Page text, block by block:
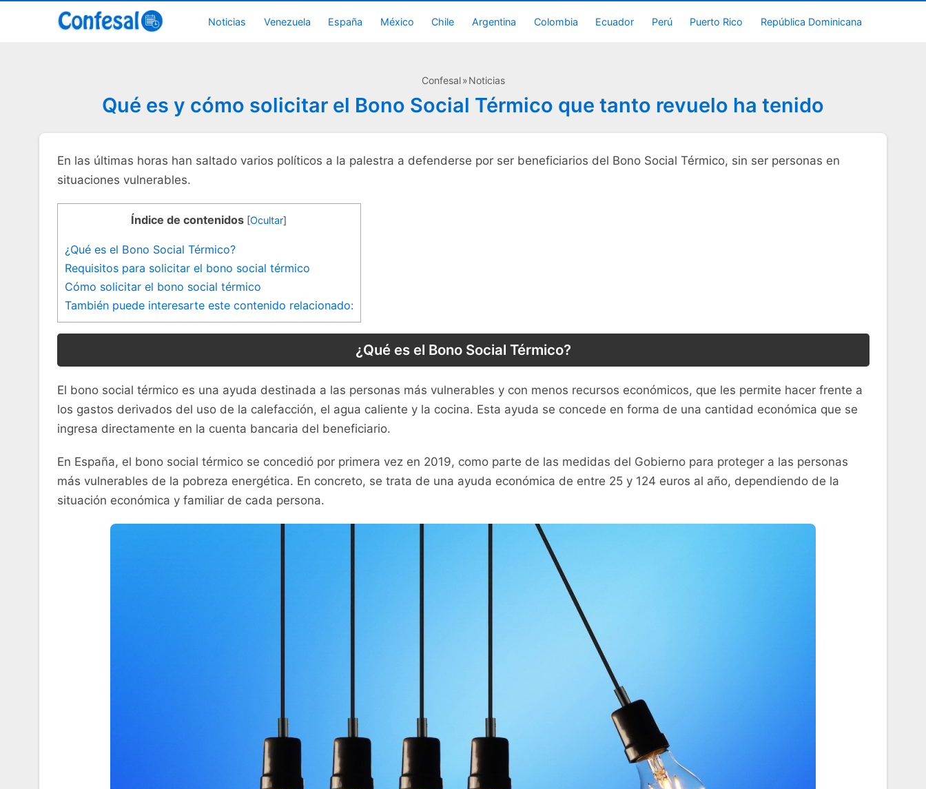
Noticias Venezuela España México Chile Argentina Colombia Ecuador Perú Puerto Rico República Dominicana
Confesal Noticias
Qué es y cómo solicitar el Bono Social Térmico que tanto revuelo ha tenido
En las últimas horas han saltado varios políticos a la palestra a defenderse por ser beneficiarios del Bono Social Térmico, sin ser personas en
situaciones vulnerables.
Índice de contenidos [Ocultar]
¿Qué es el Bono Social Térmico?
Requisitos para solicitar el bono social térmico
Cómo solicitar el bono social térmico
También puede interesarte este contenido relacionado:
¿Qué es el Bono Social Térmico?
El bono social térmico es una ayuda destinada a las personas más vulnerables y con menos recursos económicos, que les permite hacer frente a
los gastos derivados del uso de la calefacción, el agua caliente y la cocina. Esta ayuda se concede en forma de una cantidad económica que se
ingresa directamente en la cuenta bancaria del beneficiario.
En España, el bono social térmico se concedió por primera vez en 2019, como parte de las medidas del Gobierno para proteger a las personas
más vulnerables de la pobreza energética. En concreto, se trata de una ayuda económica de entre 25 y 124 euros al año, dependiendo de la
situación económica y familiar de cada persona.